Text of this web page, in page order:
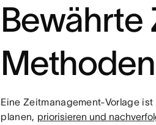
Bewährte
Eine Zeitmanagement-Vorlage
planen, priorisieren und